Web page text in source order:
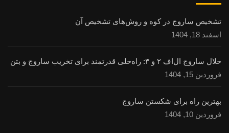
تشخیص ساروج در کوه و روش‌های تشخیص آن
اسفند 18, 1404
حلال ساروج ال‌اف ۲ و ۳: راه‌حلی قدرتمند برای تخریب ساروج و بتن
فروردین 15, 1404
بهترین راه برای شکستن ساروج
فروردین 10, 1404